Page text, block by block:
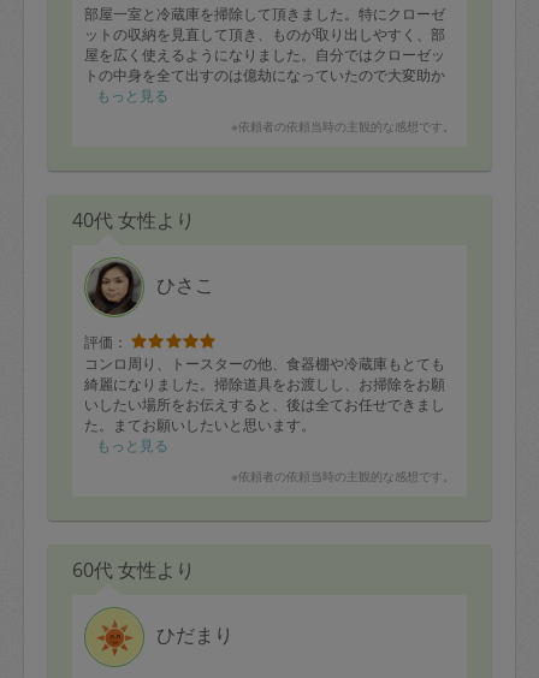
部屋一室と冷蔵庫を掃除して頂きました。特にクローゼ
ットの収納を見直して頂き、ものが取り出しやすく、部
屋を広く使えるようになりました。自分ではクローゼッ
トの中身を全て出すのは億劫になっていたので大変助か
りました。ありがとうございました！
もっと見る
※依頼者の依頼当時の主観的な感想です。
40代 女性より
ひさこ
評価：
コンロ周り、トースターの他、食器棚や冷蔵庫もとても
綺麗になりました。掃除道具をお渡しし、お掃除をお願
いしたい場所をお伝えすると、後は全てお任せできまし
た。まてお願いしたいと思います。
もっと見る
※依頼者の依頼当時の主観的な感想です。
60代 女性より
ひだまり